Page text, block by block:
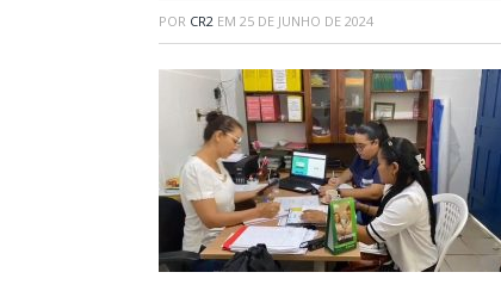
POR CR2 EM 25 DE JUNHO DE 2024